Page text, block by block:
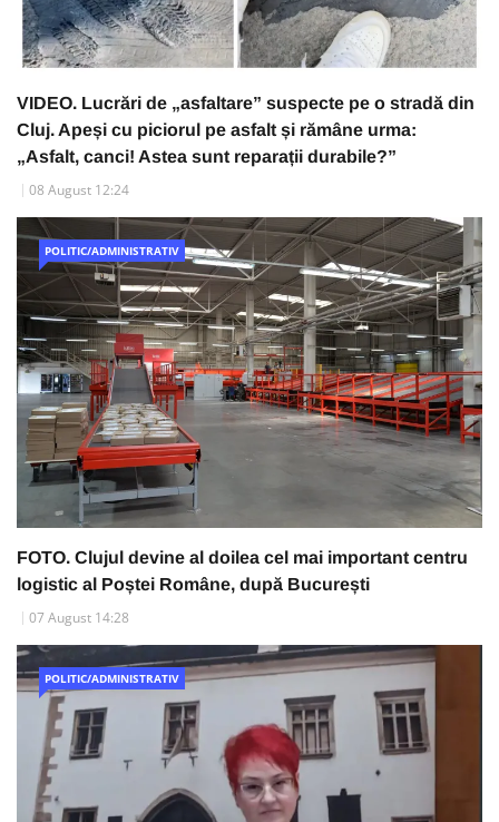
VIDEO. Lucrări de „asfaltare” suspecte pe o stradă din
Cluj. Apeși cu piciorul pe asfalt și rămâne urma:
„Asfalt, canci! Astea sunt reparații durabile?”
08 August 12:24
POLITIC/ADMINISTRATIV
FOTO. Clujul devine al doilea cel mai important centru
logistic al Poștei Române, după București
07 August 14:28
POLITIC/ADMINISTRATIV